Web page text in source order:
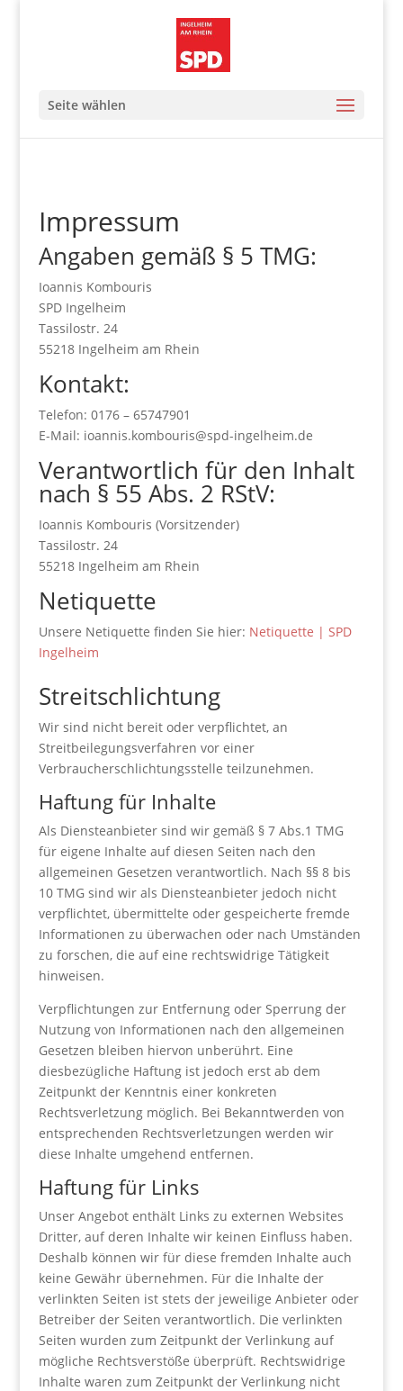
Seite wählen
Impressum
Angaben gemäß § 5 TMG:
Ioannis Kombouris
SPD Ingelheim
Tassilostr. 24
55218 Ingelheim am Rhein
Kontakt:
Telefon: 0176 – 65747901
E-Mail: ioannis.kombouris@spd-ingelheim.de
Verantwortlich für den Inhalt
nach § 55 Abs. 2 RStV:
Ioannis Kombouris (Vorsitzender)
Tassilostr. 24
55218 Ingelheim am Rhein
Netiquette
Unsere Netiquette finden Sie hier: Netiquette | SPD
Ingelheim
Streitschlichtung
Wir sind nicht bereit oder verpflichtet, an
Streitbeilegungsverfahren vor einer
Verbraucherschlichtungsstelle teilzunehmen.
Haftung für Inhalte
Als Diensteanbieter sind wir gemäß § 7 Abs.1 TMG
für eigene Inhalte auf diesen Seiten nach den
allgemeinen Gesetzen verantwortlich. Nach §§ 8 bis
10 TMG sind wir als Diensteanbieter jedoch nicht
verpflichtet, übermittelte oder gespeicherte fremde
Informationen zu überwachen oder nach Umständen
zu forschen, die auf eine rechtswidrige Tätigkeit
hinweisen.
Verpflichtungen zur Entfernung oder Sperrung der
Nutzung von Informationen nach den allgemeinen
Gesetzen bleiben hiervon unberührt. Eine
diesbezügliche Haftung ist jedoch erst ab dem
Zeitpunkt der Kenntnis einer konkreten
Rechtsverletzung möglich. Bei Bekanntwerden von
entsprechenden Rechtsverletzungen werden wir
diese Inhalte umgehend entfernen.
Haftung für Links
Unser Angebot enthält Links zu externen Websites
Dritter, auf deren Inhalte wir keinen Einfluss haben.
Deshalb können wir für diese fremden Inhalte auch
keine Gewähr übernehmen. Für die Inhalte der
verlinkten Seiten ist stets der jeweilige Anbieter oder
Betreiber der Seiten verantwortlich. Die verlinkten
Seiten wurden zum Zeitpunkt der Verlinkung auf
mögliche Rechtsverstöße überprüft. Rechtswidrige
Inhalte waren zum Zeitpunkt der Verlinkung nicht